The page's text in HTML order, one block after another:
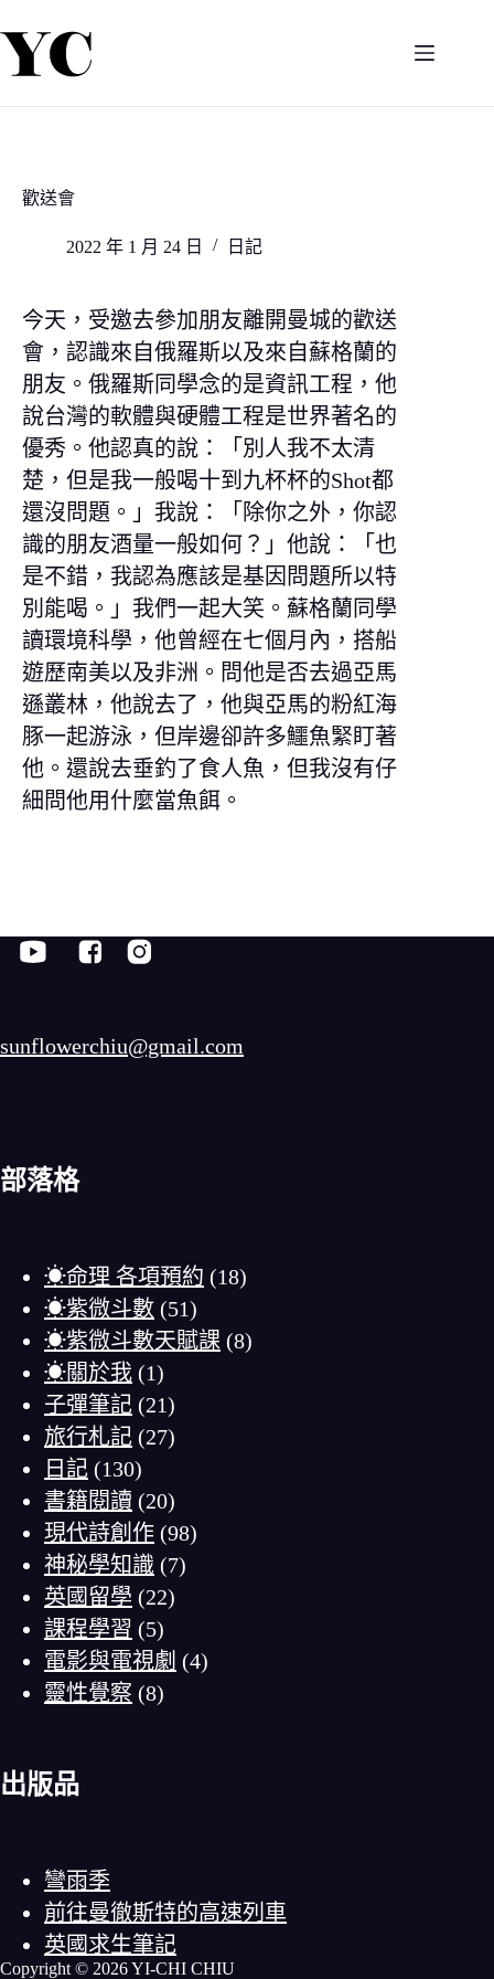
至
歡送會
2022 年 1 月 24 日 日記
今天，受邀去參加朋友離開曼城的歡送
會，認識來自俄羅斯以及來自蘇格蘭的
朋友。俄羅斯同學念的是資訊工程，他
說台灣的軟體與硬體工程是世界著名的
優秀。他認真的說：「別人我不太清
楚，但是我一般喝十到九杯杯的Shot都
還沒問題。」我說：「除你之外，你認
識的朋友酒量一般如何？」他說：「也
是不錯，我認為應該是基因問題所以特
別能喝。」我們一起大笑。蘇格蘭同學
讀環境科學，他曾經在七個月內，搭船
遊歷南美以及非洲。問他是否去過亞馬
遜叢林，他說去了，他與亞馬的粉紅海
豚一起游泳，但岸邊卻許多鱷魚緊盯著
他。還說去垂釣了食人魚，但我沒有仔
細問他用什麼當魚餌。
sunflowerchiu@gmail.com
部落格
☀命理 各項預約 (18)
☀紫微斗數 (51)
☀紫微斗數天賦課 (8)
☀關於我 (1)
子彈筆記 (21)
旅行札記 (27)
日記 (130)
書籍閱讀 (20)
現代詩創作 (98)
神秘學知識 (7)
英國留學 (22)
課程學習 (5)
電影與電視劇 (4)
靈性覺察 (8)
出版品
彎雨季
前往曼徹斯特的高速列車
英國求生筆記
Copyright © 2026 YI-CHI CHIU